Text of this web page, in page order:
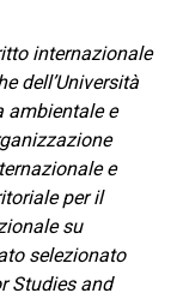
internazionale
dell’Università
ambientale e
e
per il
su
selezionato
Studies and